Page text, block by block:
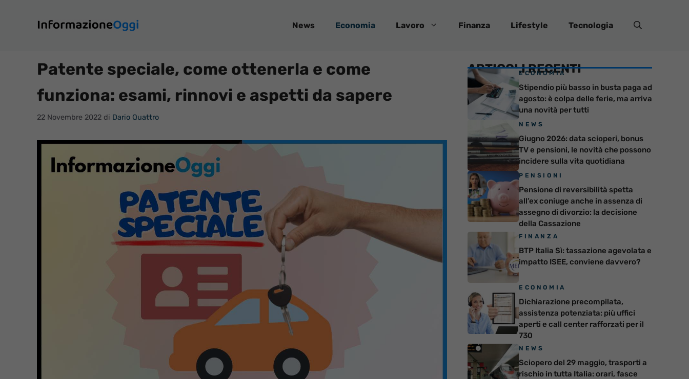
contenuto
News Economia Lavoro Finanza Lifestyle Tecnologia
Patente speciale, come ottenerla e come
funziona: esami, rinnovi e aspetti da sapere
22 Novembre 2022 di Dario Quattro
ARTICOLI RECENTI
ECONOMIA
Stipendio più basso in busta paga ad
agosto: è colpa delle ferie, ma arriva
una novità per tutti
NEWS
Giugno 2026: data scioperi, bonus
TV e pensioni, le novità che possono
incidere sulla vita quotidiana
PENSIONI
Pensione di reversibilità spetta
all’ex coniuge anche in assenza di
assegno di divorzio: la decisione
della Cassazione
FINANZA
BTP Italia Sì: tassazione agevolata e
impatto ISEE, conviene davvero?
ECONOMIA
Dichiarazione precompilata,
assistenza potenziata: più uffici
aperti e call center rafforzati per il
730
NEWS
Sciopero del 29 maggio, trasporti a
rischio in tutta Italia: orari, fasce